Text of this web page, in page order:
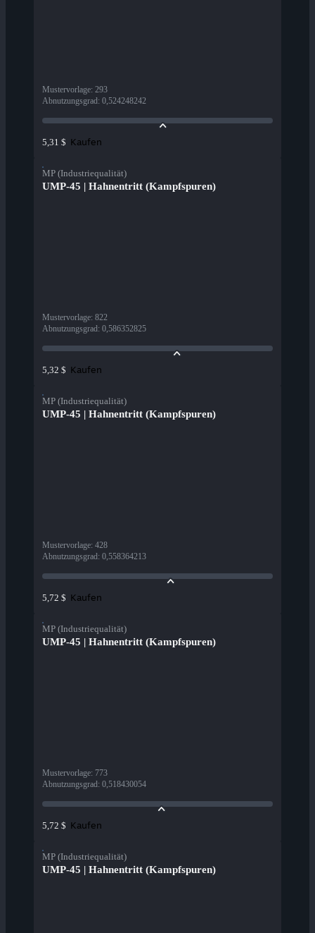
Mustervorlage: 293
Abnutzungsgrad: 0,524248242
5,31 $ Kaufen
MP (Industriequalität)
UMP-45 | Hahnentritt (Kampfspuren)
Mustervorlage: 822
Abnutzungsgrad: 0,586352825
5,32 $ Kaufen
MP (Industriequalität)
UMP-45 | Hahnentritt (Kampfspuren)
Mustervorlage: 428
Abnutzungsgrad: 0,558364213
5,72 $ Kaufen
MP (Industriequalität)
UMP-45 | Hahnentritt (Kampfspuren)
Mustervorlage: 773
Abnutzungsgrad: 0,518430054
5,72 $ Kaufen
MP (Industriequalität)
UMP-45 | Hahnentritt (Kampfspuren)